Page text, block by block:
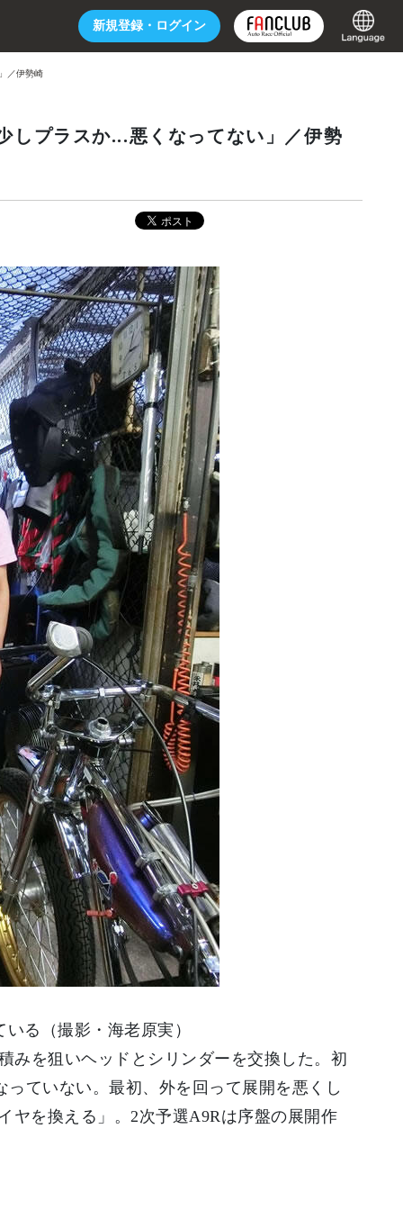
新規登録・ ログイン
／伊勢崎
しプラスか...悪くなってない」／伊勢
る（撮影・海老原実）
みを狙いヘッドとシリンダーを交換した。初
ていない。最初、外を回って展開を悪くし
ヤを換える」。2次予選A9Rは序盤の展開作